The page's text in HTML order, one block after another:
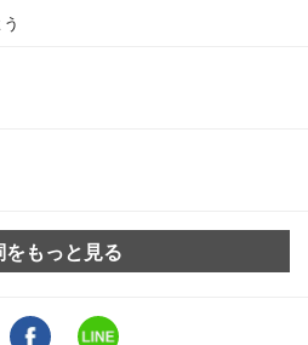
をもっと見る